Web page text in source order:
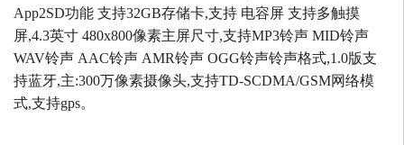
App2SD功能 支持32GB存储卡,支持 电容屏 支持多触摸
屏,4.3英寸 480x800像素主屏尺寸,支持MP3铃声 MID铃声
WAV铃声 AAC铃声 AMR铃声 OGG铃声铃声格式,1.0版支
持蓝牙,主:300万像素摄像头,支持TD-SCDMA/GSM网络模
式,支持gps。